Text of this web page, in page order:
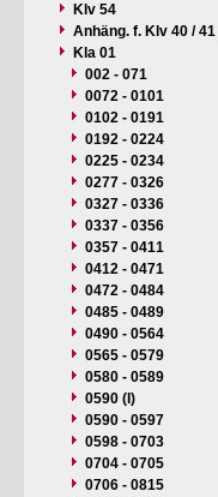
Klv 54
Anhäng. f. Klv 40 / 41
Kla 01
002 - 071
0072 - 0101
0102 - 0191
0192 - 0224
0225 - 0234
0277 - 0326
0327 - 0336
0337 - 0356
0357 - 0411
0412 - 0471
0472 - 0484
0485 - 0489
0490 - 0564
0565 - 0579
0580 - 0589
0590 (I)
0590 - 0597
0598 - 0703
0704 - 0705
0706 - 0815